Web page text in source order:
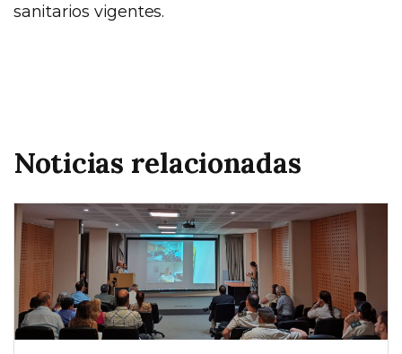
sanitarios vigentes.
Noticias relacionadas